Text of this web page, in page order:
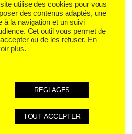
personnelles
utilise des cookies pour vous
des contenus adaptés, une
à la navigation et un suivi
Cet outil vous permet de
accepter ou de les refuser. En
plus.
REGLAGES
TOUT ACCEPTER